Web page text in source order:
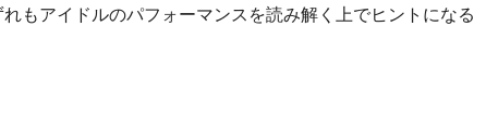
もアイドルのパフォーマンスを読み解く上でヒントになる